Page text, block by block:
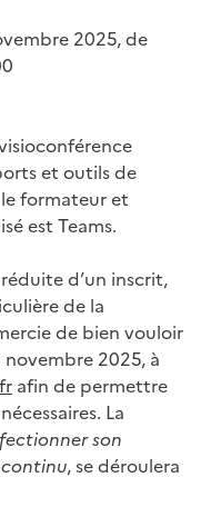
2025, de
et outils de
formateur et
est Teams.
d’un inscrit,
de la
de bien vouloir
2025, à
afin de permettre
La
son
, se déroulera